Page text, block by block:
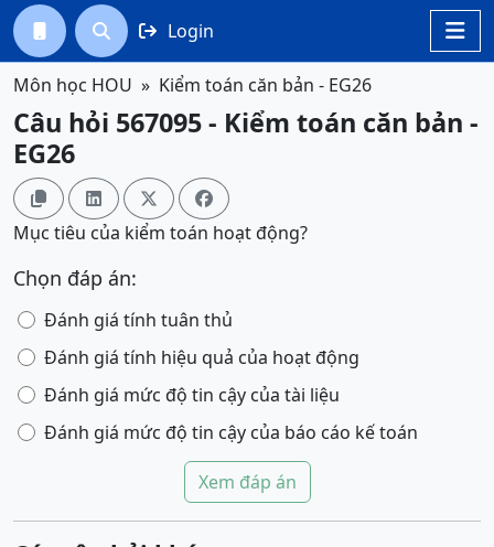

  Login
Môn học HOU Kiểm toán căn bản - EG26
Câu hỏi 567095 - Kiểm toán căn bản -
EG26
   
Mục tiêu của kiểm toán hoạt động?
Chọn đáp án:
Đánh giá tính tuân thủ
Đánh giá tính hiệu quả của hoạt động
Đánh giá mức độ tin cậy của tài liệu
Đánh giá mức độ tin cậy của báo cáo kế toán
Xem đáp án